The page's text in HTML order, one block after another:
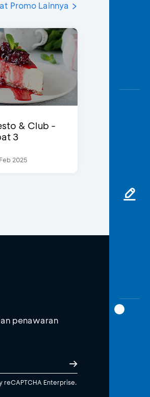
Promo Lainnya
& Club -
3
2025
penawaran
Enterprise.